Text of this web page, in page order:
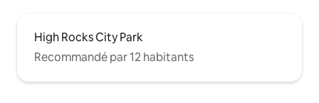
High Rocks City Park
Recommandé par 12 habitants